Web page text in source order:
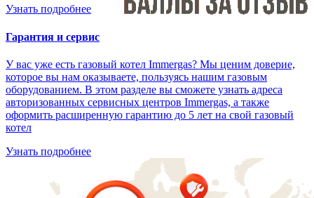
Узнать подробнее
Гарантия и сервис
У вас уже есть газовый котел Immergas? Мы ценим доверие,
которое вы нам оказываете, пользуясь нашим газовым
оборудованием. В этом разделе вы сможете узнать адреса
авторизованных сервисных центров Immergas, а также
оформить расширенную гарантию до 5 лет на свой газовый
котел
Узнать подробнее